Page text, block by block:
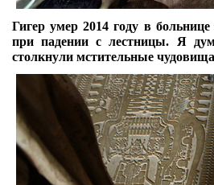
Гигер умер 2014 году в
при падении с лестницы. Я
столкнули мстительные